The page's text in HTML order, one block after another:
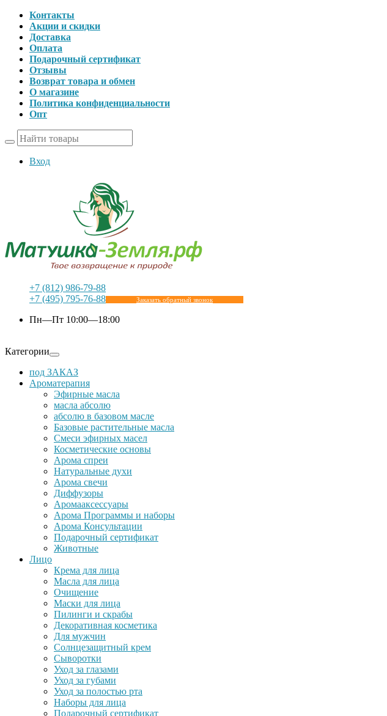
Контакты
Акции и скидки
Доставка
Оплата
Подарочный сертификат
Отзывы
Возврат товара и обмен
О магазине
Политика конфиденциальности
Опт
Вход
+7 (812) 986-79-88
+7 (495) 795-76-88
Заказать обратный звонок
Пн—Пт 10:00—18:00
Категории
под ЗАКАЗ
Ароматерапия
Эфирные масла
масла абсолю
абсолю в базовом масле
Базовые растительные масла
Cмеси эфирных масел
Косметические основы
Арома спреи
Натуральные духи
Арома свечи
Диффузоры
Аромааксессуары
Арома Программы и наборы
Арома Консультации
Подарочный сертификат
Животные
Лицо
Крема для лица
Масла для лица
Очищение
Маски для лица
Пилинги и скрабы
Декоративная косметика
Для мужчин
Солнцезащитный крем
Сыворотки
Уход за глазами
Уход за губами
Уход за полостью рта
Наборы для лица
Подарочный сертификат